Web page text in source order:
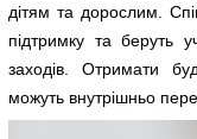
дітям та дорослим.
підтримку та беруть
заходів. Отримати
можуть внутрішньо